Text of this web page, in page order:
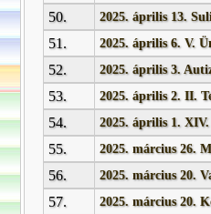
50. 2025. április 13.
51. 2025. április 6. V.
52. 2025. április 3.
53. 2025. április 2. II.
54. 2025. április 1.
55. 2025. március 26.
56. 2025. március 20.
57. 2025. március 20.